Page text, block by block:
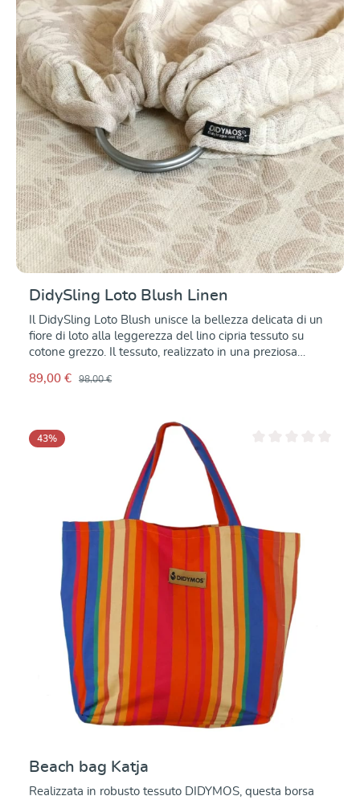
DidySling Loto Blush Linen
Il DidySling Loto Blush unisce la bellezza delicata di un
fiore di loto alla leggerezza del lino cipria tessuto su
cotone grezzo. Il tessuto, realizzato in una preziosa
una fascia ad anelli che si indossa in un attimo e
a mani libere in casa – il DidySling è pratico, compatto e
sempre pronto a offrirti sostegno, comfort ed eleganza.
Tessuto con amore in Germania – con lino francese e
89,00 € 98,00 €
43%
Beach bag Katja
Realizzata in robusto tessuto DIDYMOS, questa borsa